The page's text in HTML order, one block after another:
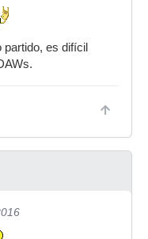
es difícil